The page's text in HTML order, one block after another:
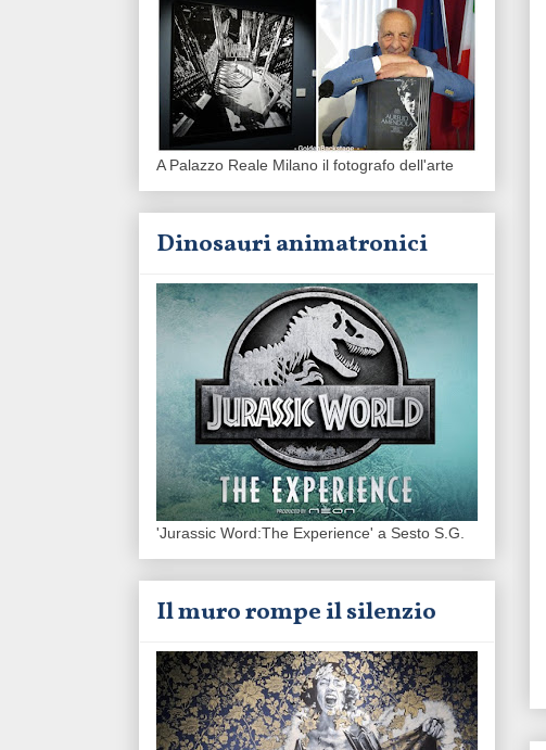
A Palazzo Reale Milano il fotografo dell'arte
Dinosauri animatronici
'Jurassic Word:The Experience' a Sesto S.G.
Il muro rompe il silenzio